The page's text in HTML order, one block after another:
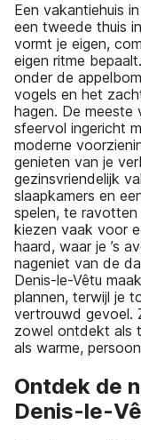
Een vakantiehuis
een tweede thuis
vormt je eigen,
eigen ritme
onder de
vogels en het
hagen. De meeste
sfeervol ingericht
moderne
genieten van je
gezinsvriendelijk
slaapkamers en
spelen, te
kiezen vaak voor
haard, waar je ’s
nageniet van de
Denis-le-Vêtu
plannen, terwijl je
vertrouwd gevoel.
zowel ontdekt als
als warme,
Ontdek de
Denis-le-